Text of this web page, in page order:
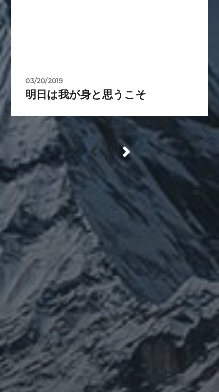
03/20/2019
明日は我が身と思うこそ
/
カテゴリー
お山 ぼやき日記 ウクライナ グ
ルメ チェルノブイリ ネパール メルマガ「龍の息
吹」 メルマガ【身体と宇宙と】 世界史 供養
修
行修行日記健康 医原病 大和魂 宇宙とつながる
山伏日記心 情勢 整体 旅人 時事問題 未分類 歴史
温熱療法 登山 祈り 祓い 神仏 神仙道 福島科学
(サイエンス)
経済 経絡経穴 菊名行者 被災地 身
体は宇宙
陰陽五行論 雑記 龍神
タグ